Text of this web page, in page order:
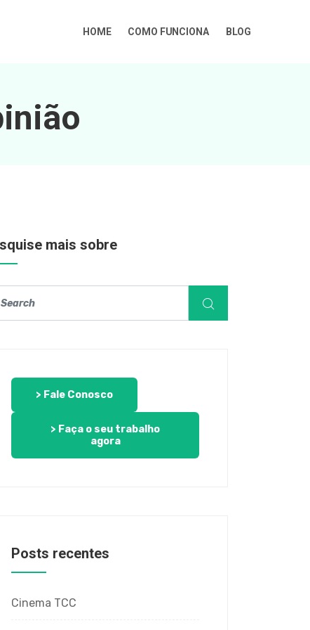
HOME COMO FUNCIONA BLOG
mais sobre
> Fale Conosco
> Faça o seu trabalho
agora
Posts recentes
Cinema TCC